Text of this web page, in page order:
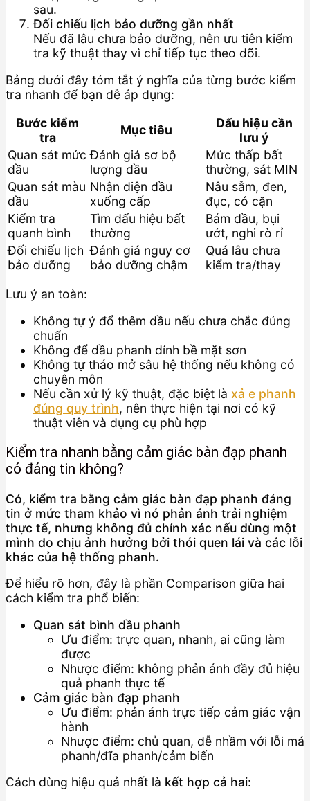
sau.
Đối chiếu lịch bảo dưỡng gần nhất
Nếu đã lâu chưa bảo dưỡng, nên ưu tiên kiểm
tra kỹ thuật thay vì chỉ tiếp tục theo dõi.
Bảng dưới đây tóm tắt ý nghĩa của từng bước kiểm
tra nhanh để bạn dễ áp dụng:
Bước kiểm
tra
Mục tiêu
Dấu hiệu cần
lưu ý
Quan sát mức
dầu
Đánh giá sơ bộ
lượng dầu
Mức thấp bất
thường, sát MIN
Quan sát màu
dầu
Nhận diện dầu
xuống cấp
Nâu sẫm, đen,
đục, có cặn
Kiểm tra
quanh bình
Tìm dấu hiệu bất
thường
Bám dầu, bụi
ướt, nghi rò rỉ
Đối chiếu lịch
bảo dưỡng
Đánh giá nguy cơ
bảo dưỡng chậm
Quá lâu chưa
kiểm tra/thay
Lưu ý an toàn:
Không tự ý đổ thêm dầu nếu chưa chắc đúng
chuẩn
Không để dầu phanh dính bề mặt sơn
Không tự tháo mở sâu hệ thống nếu không có
chuyên môn
Nếu cần xử lý kỹ thuật, đặc biệt là xả e phanh
đúng quy trình, nên thực hiện tại nơi có kỹ
thuật viên và dụng cụ phù hợp
Kiểm tra nhanh bằng cảm giác bàn đạp phanh
có đáng tin không?
Có, kiểm tra bằng cảm giác bàn đạp phanh đáng
tin ở mức tham khảo vì nó phản ánh trải nghiệm
thực tế, nhưng không đủ chính xác nếu dùng một
mình do chịu ảnh hưởng bởi thói quen lái và các lỗi
khác của hệ thống phanh.
Để hiểu rõ hơn, đây là phần Comparison giữa hai
cách kiểm tra phổ biến:
Quan sát bình dầu phanh
Ưu điểm: trực quan, nhanh, ai cũng làm
được
Nhược điểm: không phản ánh đầy đủ hiệu
quả phanh thực tế
Cảm giác bàn đạp phanh
Ưu điểm: phản ánh trực tiếp cảm giác vận
hành
Nhược điểm: chủ quan, dễ nhầm với lỗi má
phanh/đĩa phanh/cảm biến
Cách dùng hiệu quả nhất là kết hợp cả hai: